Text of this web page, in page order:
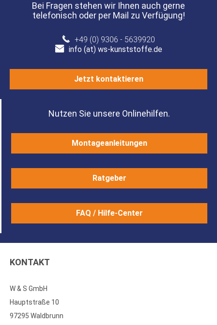
Bei Fragen stehen wir Ihnen auch gerne
telefonisch oder per Mail zu Verfügung!
+49 (0) 9306 - 5639920
info (at) ws-kunststoffe.de
Jetzt kontaktieren
Nutzen Sie unsere Onlinehilfen.
Montageanleitungen
Ratgeber
FAQ / Hilfe-Center
KONTAKT
W & S GmbH
Hauptstraße 10
97295 Waldbrunn